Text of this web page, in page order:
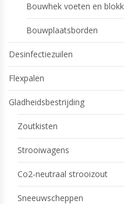
Bouwhek voeten en
Bouwplaatsborden
Desinfectiezuilen
Flexpalen
Gladheidsbestrijding
Zoutkisten
Strooiwagens
Co2-neutraal strooizout
Sneeuwscheppen